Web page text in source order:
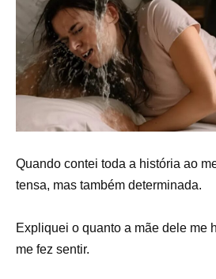
Quando contei toda a história ao
tensa, mas também determinada.
Expliquei o quanto a mãe dele me
me fez sentir.